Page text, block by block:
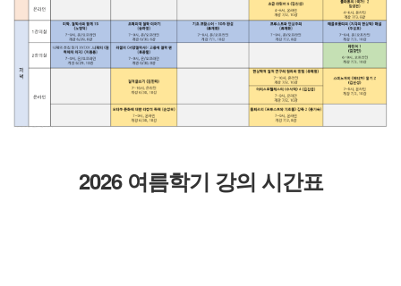
2026 여름학기 강의 시간표